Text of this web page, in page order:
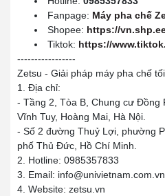
Fanpage: Máy pha chế
Shopee: https://
Tiktok: https://
-----------------
Zetsu - Giải pháp máy pha chế
1. Địa chỉ:
- Tầng 2, Tòa B, Chung cư Đồng
Vĩnh Tuy, Hoàng Mai, Hà Nội.
- Số 2 đường Thuỷ Lợi, phường
phố Thủ Đức, Hồ Chí Minh.
2. Hotline: 0985357833
3. Email: info@univietnam.com.vn
4. Website: zetsu.vn